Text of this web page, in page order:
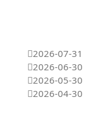
2026-07-31
2026-06-30
2026-05-30
2026-04-30